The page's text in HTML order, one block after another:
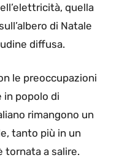
quella
di Natale
diffusa.
le preoccupazioni
in popolo di
rimangono un
tanto più in un
tornata a salire.